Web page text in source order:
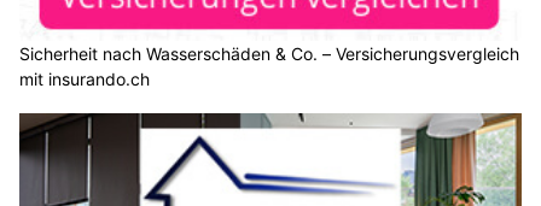
Sicherheit nach Wasserschäden & Co. – Versicherungsvergleich
mit insurando.ch